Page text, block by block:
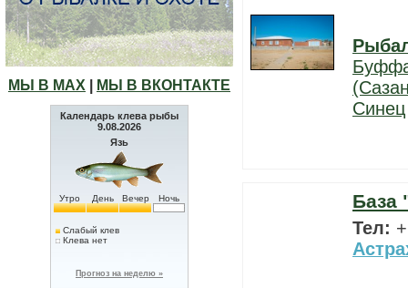
МЫ В МАХ МЫ В ВКОНТАКТЕ
Календарь клева рыбы
9.08.2026
Язь
Утро День Вечер Ночь
Слабый клев
Клева нет
Прогноз на неделю »
Синец
База
Тел: